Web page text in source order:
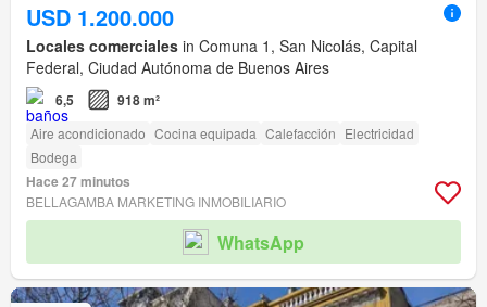
USD 1.200.000
Locales comerciales in Comuna 1, San Nicolás, Capital
Federal, Ciudad Autónoma de Buenos Aires
6,5 918 m²
Aire acondicionado Cocina equipada Calefacción Electricidad
Bodega
Hace 27 minutos
BELLAGAMBA MARKETING INMOBILIARIO
WhatsApp